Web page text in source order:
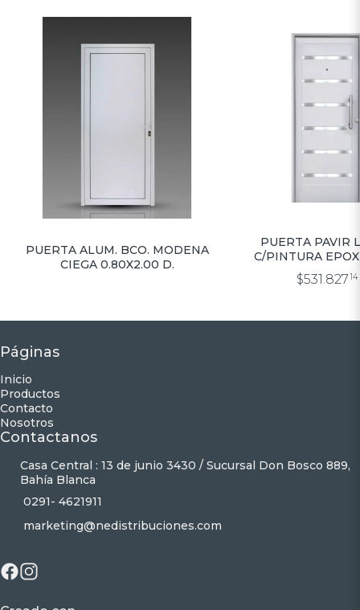
PUERTA ALUM. BCO. MODENA
CIEGA 0.80X2.00 D.
PUERTA PAVIR
C/PINTURA
VERONA
$531.82714
Páginas
Inicio
Productos
Contacto
Nosotros
Contactanos
Casa Central : 13 de junio 3430 / Sucursal Don Bosco 889,
Bahía Blanca
0291- 4621911
marketing@nedistribuciones.com